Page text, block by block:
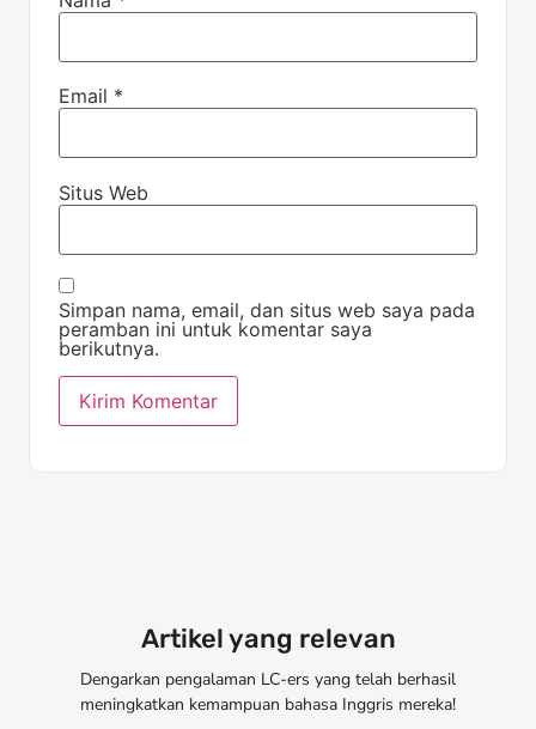
Email *
Situs Web
Simpan nama, email, dan situs web saya pada
peramban ini untuk komentar saya
berikutnya.
Artikel yang relevan
Dengarkan pengalaman LC-ers yang telah berhasil
meningkatkan kemampuan bahasa Inggris mereka!